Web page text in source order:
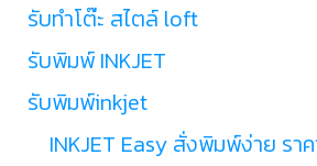
รับทำโต๊ะ สไตล์ loft
รับพิมพ์ INKJET
รับพิมพ์inkjet
INKJET Easy สั่งพิมพ์ง่าย รา